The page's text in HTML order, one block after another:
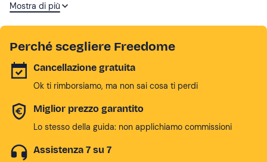
raggiungermi per vivere insieme un'avventura tra le
Mostra di più
Perché scegliere Freedome
Cancellazione gratuita
Ok ti rimborsiamo, ma non sai cosa ti perdi
Miglior prezzo garantito
Lo stesso della guida: non applichiamo commissioni
Assistenza 7 su 7